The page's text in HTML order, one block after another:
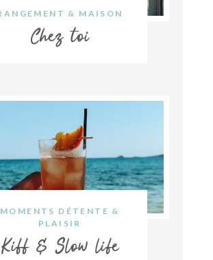
& MAISON
Chez toi
MOMENTS DÉTENTE &
PLAISIR
Kiff & Slow life